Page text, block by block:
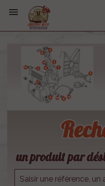

un produit par